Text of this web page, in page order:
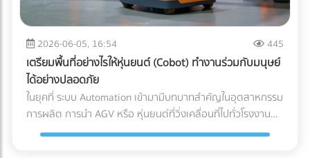
ฝ่ามหาสมุทร 3. Destination (ปลายทางที่ไทย): เมื่อสินค้าถึง
ท่าเรือประเทศไทย ความท้าทายคือ "อุณหภูมิภายนอกที่ร้อนจัด"
กระบวนการเคลียร์สินค้าทางศุลกากร (Customs Clearance)
ต้องทำอย่างรวดเร็ว และขนถ่ายสินค้าขึ้นรถบรรทุกห้องเย็น
(Refrigerated Truck) ทันที เพื่อนำไปจัดเก็บในคลังสินค้าปรับ
อากาศของโรงงาน รอการเบิกจ่ายเข้าสู่สายพานการผลิตต่อไป
ผลตอบแทนของการลงทุนใน Cold Chain สำหรับโรงงาน F&B
หลายองค์กรอาจมองว่าค่าใช้จ่ายในระบบ Cold Chain Logistics
ถูกต้องตามกฎหมาย การประเมินจำนวนคนและประเภทรถ
(Capacity Planning): เลือกรถให้พอดีกับจำนวนคน เช่น
พนักงาน 20 คน ควรเลือกมินิบัสแทนรถบัสขนาด 40 ที่นั่ง เพื่อ
ลดค่าใช้จ่ายส่วนเกิน การคำนวณเส้นทางและจุดแวะพัก: วางแผน
เส้นทางให้ชัดเจนเพื่อหลีกเลี่ยงการวิ่งรถอ้อม ซึ่งจะช่วยลดต้นทุน
ค่าน้ำมันและค่าล่วงเวลา (OT) ของคนขับรถ เลือกบริษัทรถเช่าที่
จดทะเบียนนิติบุคคล: ข้อนี้สำคัญที่สุด! เพื่อให้สามารถออก ใบ
กำกับภาษีค่าเช่ารถ และทำเอกสารหัก ณ ที่จ่ายได้อย่างถูกต้อง
ตามกฎหมาย เช็กลิสต์เอกสารที่ HR และจัดซื้อต้องเตรียมให้ฝ่าย
2026-06-05, 16:54 445
เตรียมพื้นที่อย่างไรให้หุ่นยนต์ (Cobot) ทำงานร่วมกับมนุษย์
ได้อย่างปลอดภัย
ในยุคที่ ระบบ Automation เข้ามามีบทบาทสำคัญในอุตสาหกรรม
การผลิต การนำ AGV หรือ หุ่นยนต์ที่วิ่งเคลื่อนที่ไปทั่วโรงงาน
เข้ามาใช้งาน แต่คำถามที่วิศวกรและผู้จัดการโรงงานต้องตอบให้